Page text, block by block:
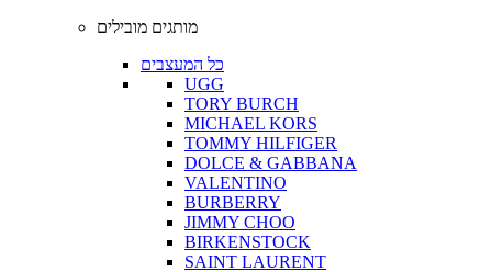
מותגים מובילים
כל המעצבים
UGG
TORY BURCH
MICHAEL KORS
TOMMY HILFIGER
DOLCE & GABBANA
VALENTINO
BURBERRY
JIMMY CHOO
BIRKENSTOCK
SAINT LAURENT